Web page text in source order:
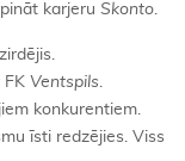
karjeru Skonto.
FK Ventspils.
konkurentiem.
īsti redzējies. Viss